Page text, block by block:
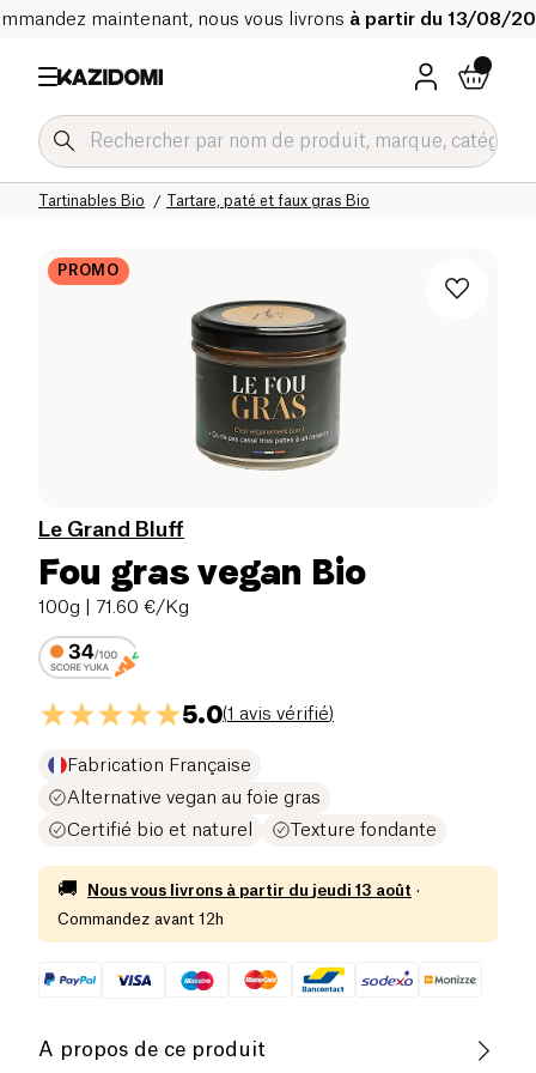
maintenant, nous vous livrons à partir du 13/08/
Tartare, paté et faux gras Bio
Tartinables Bio
Snacks salés et apéritifs Bio
Epicerie salée Bio
Accueil
PROMO
Le Grand Bluff
Fou gras vegan Bio
100g | 71.60 €/Kg
5.0(1 avis vérifié)
Fabrication Française
Alternative vegan au foie gras
Certifié bio et naturel
Texture fondante
🚚 Nous vous livrons à partir du jeudi 13 août ·
Commandez avant 12h
A propos de ce produit